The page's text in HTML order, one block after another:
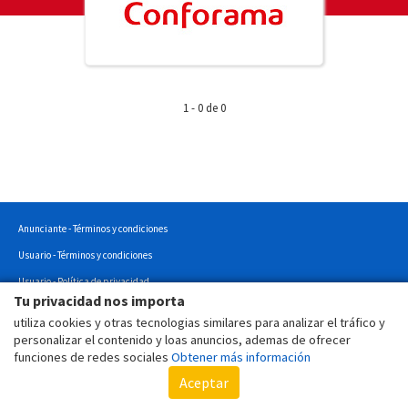
Tu privacidad nos importa
utiliza cookies y otras tecnologias similares para analizar el tráfico y
personalizar el contenido y loas anuncios, ademas de ofrecer
funciones de redes sociales Obtener más información
Aceptar
1 - 0 de 0
Anunciante - Términos y condiciones
Usuario - Términos y condiciones
Usuario - Política de privacidad
Usuario - Política de cookies
Copyright © 2022 - Todos los derechos reservados.